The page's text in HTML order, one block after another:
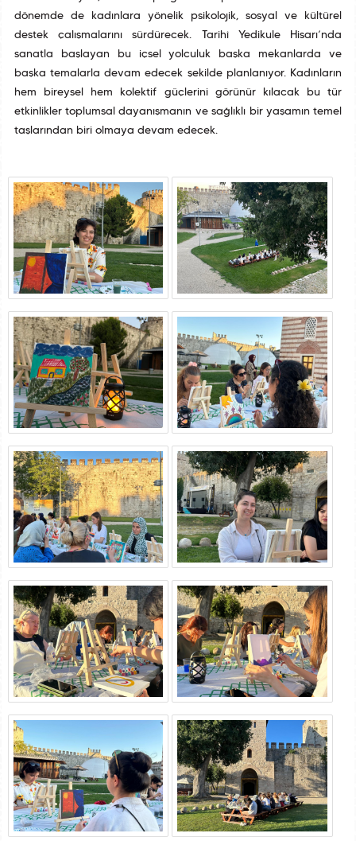
dönemde de kadınlara yönelik psikolojik, sosyal ve kültürel
destek çalışmalarını sürdürecek. Tarihî Yedikule Hisarı’nda
sanatla başlayan bu içsel yolculuk başka mekanlarda ve
başka temalarla devam edecek şekilde planlanıyor. Kadınların
hem bireysel hem kolektif güçlerini görünür kılacak bu tür
etkinlikler toplumsal dayanışmanın ve sağlıklı bir yaşamın temel
taşlarından biri olmaya devam edecek.